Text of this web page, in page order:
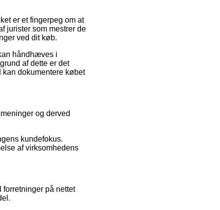
er et fingerpeg om at
jurister som mestrer de
ved dit køb.
håndhæves i
af dette er det
kan dokumentere købet
og derved
kundefokus.
af virksomhedens
på nettet